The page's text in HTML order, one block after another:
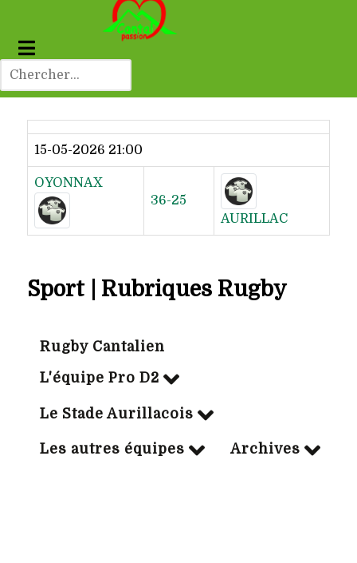
Dernier résultat
15-05-2026 21:00
OYONNAX
36-25
AURILLAC
Sport | Rubriques Rugby
Rugby Cantalien
L'équipe Pro D2
Le Stade Aurillacois
Les autres équipes Archives